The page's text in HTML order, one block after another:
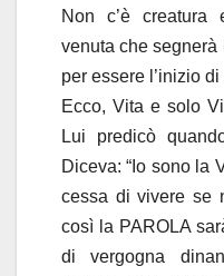
Non c’è creatura
venuta che segnerà
per essere l’inizio
Ecco, Vita e solo
Lui predicò
Diceva: “Io sono la
cessa di vivere se
così la PAROLA
di vergogna